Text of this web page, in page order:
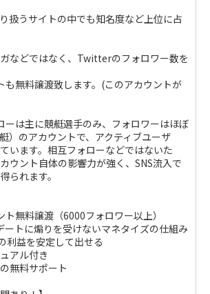
扱うサイトの中でも知名度など上位に占
などではなく、Twitterのフォロワー数を
無料譲渡致します。(このアカウントが
は主に競艇選手のみ、フォロワーはほぼ
）のアカウントで、アクティブユーザ
います。相互フォローなどではないた
ウント自体の影響力が強く、SNS流入で
られます。
無料譲渡（6000フォロワー以上）
トに煽りを受けないマネタイズの仕組み
益を安定して出せる
アル付き
無料サポート